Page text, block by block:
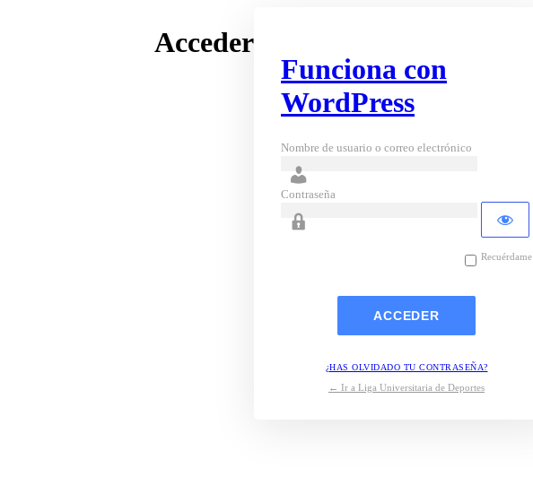
Acceder
Funciona con
WordPress
Nombre de usuario o correo electrónico
Contraseña
Recuérdame
¿HAS OLVIDADO TU CONTRASEÑA?
← Ir a Liga Universitaria de Deportes